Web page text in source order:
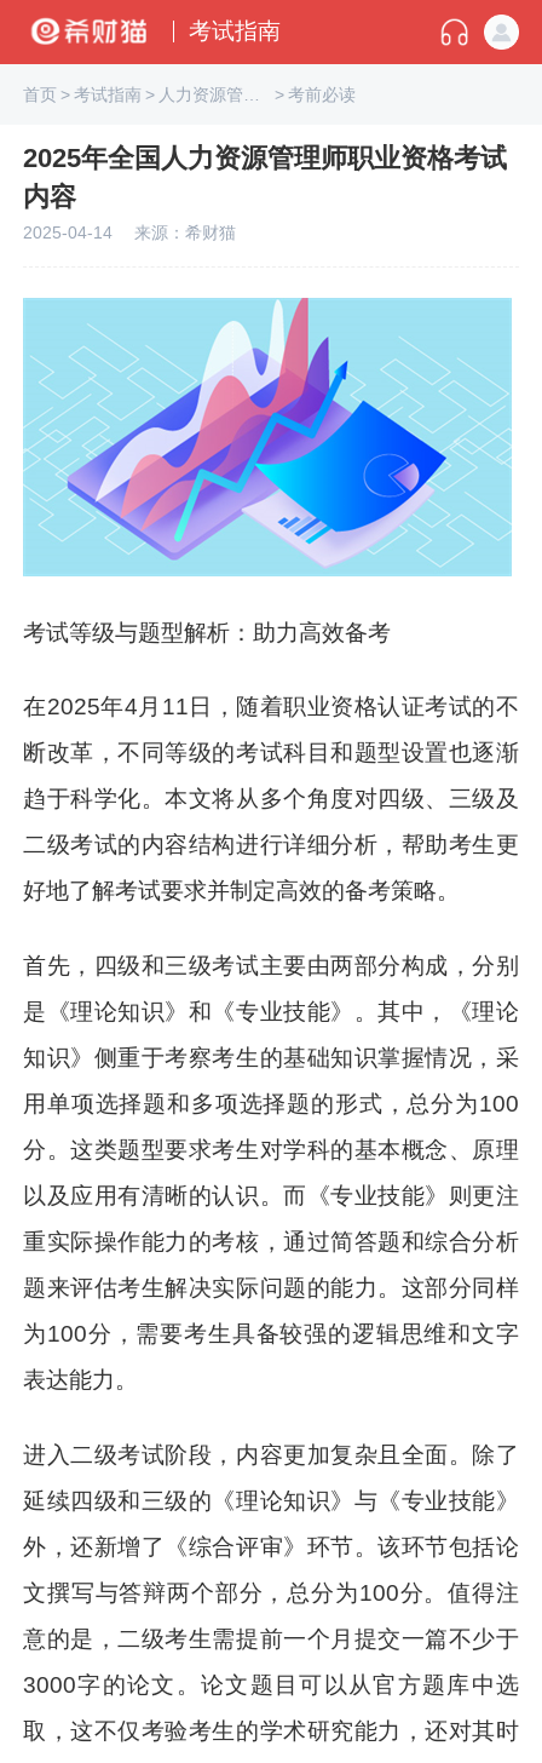
考试指南
首页>考试指南> > 考前必读
2025年全国人力资源管理师职业资格考试
内容
2025-04-14 来源：希财猫
考试等级与题型解析：助力高效备考
在2025年4月11日，随着职业资格认证考试的不
断改革，不同等级的考试科目和题型设置也逐渐
趋于科学化。本文将从多个角度对四级、三级及
二级考试的内容结构进行详细分析，帮助考生更
好地了解考试要求并制定高效的备考策略。
首先，四级和三级考试主要由两部分构成，分别
是《理论知识》和《专业技能》。其中，《理论
知识》侧重于考察考生的基础知识掌握情况，采
用单项选择题和多项选择题的形式，总分为100
分。这类题型要求考生对学科的基本概念、原理
以及应用有清晰的认识。而《专业技能》则更注
重实际操作能力的考核，通过简答题和综合分析
题来评估考生解决实际问题的能力。这部分同样
为100分，需要考生具备较强的逻辑思维和文字
表达能力。
进入二级考试阶段，内容更加复杂且全面。除了
延续四级和三级的《理论知识》与《专业技能》
外，还新增了《综合评审》环节。该环节包括论
文撰写与答辩两个部分，总分为100分。值得注
意的是，二级考生需提前一个月提交一篇不少于
3000字的论文。论文题目可以从官方题库中选
取，这不仅考验考生的学术研究能力，还对其时